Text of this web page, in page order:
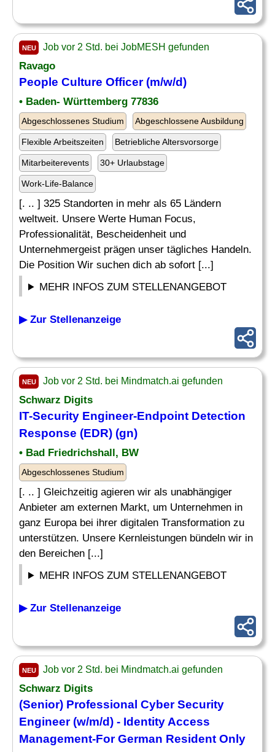
NEU Job vor 2 Std. bei JobMESH gefunden
Ravago
People Culture Officer(m/w/d)
• Baden- Württemberg 77836
Abgeschlossenes Studium Abgeschlossene Ausbildung
Flexible Arbeitszeiten Betriebliche Altersvorsorge
Mitarbeiterevents 30+ Urlaubstage
Work-Life-Balance
[. .. ] 325 Standorten in mehr als 65 Ländern
weltweit. Unsere Werte Human Focus,
Professionalität, Bescheidenheit und
Unternehmergeist prägen unser tägliches Handeln.
Die Position Wir suchen dich ab sofort [...]
MEHR INFOS ZUM STELLENANGEBOT
▶ Zur Stellenanzeige
NEU Job vor 2 Std. bei Mindmatch.ai gefunden
Schwarz Digits
IT-Security Engineer-Endpoint Detection
Response (EDR) (gn)
• Bad Friedrichshall, BW
Abgeschlossenes Studium
[. .. ] Gleichzeitig agieren wir als unabhängiger
Anbieter am externen Markt, um Unternehmen in
ganz Europa bei ihrer digitalen Transformation zu
unterstützen. Unsere Kernleistungen bündeln wir in
den Bereichen [...]
MEHR INFOS ZUM STELLENANGEBOT
▶ Zur Stellenanzeige
NEU Job vor 2 Std. bei Mindmatch.ai gefunden
Schwarz Digits
(Senior) Professional Cyber Security
Engineer (w/m/d) - Identity Access
Management-For German Resident Only